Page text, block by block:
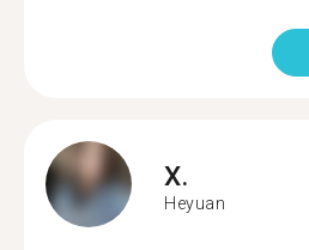
X.
Heyuan